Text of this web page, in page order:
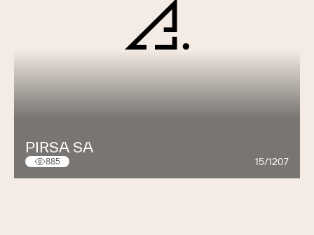
PIRSA SA
885 15/1207